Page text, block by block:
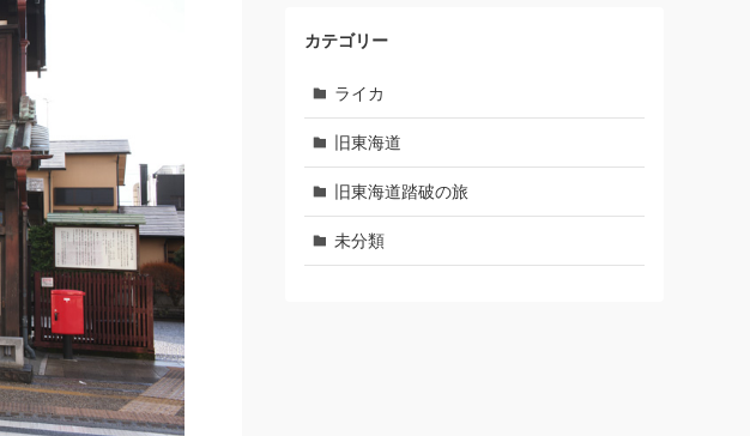
カテゴリー
ライカ
旧東海道
旧東海道踏破の旅
未分類